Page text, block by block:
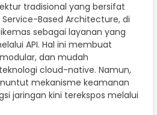
tradisional yang bersifat
Based Architecture, di
sebagai layanan yang
API. Hal ini membuat
dan mudah
cloud-native. Namun,
mekanisme keamanan
jaringan kini terekspos melalui